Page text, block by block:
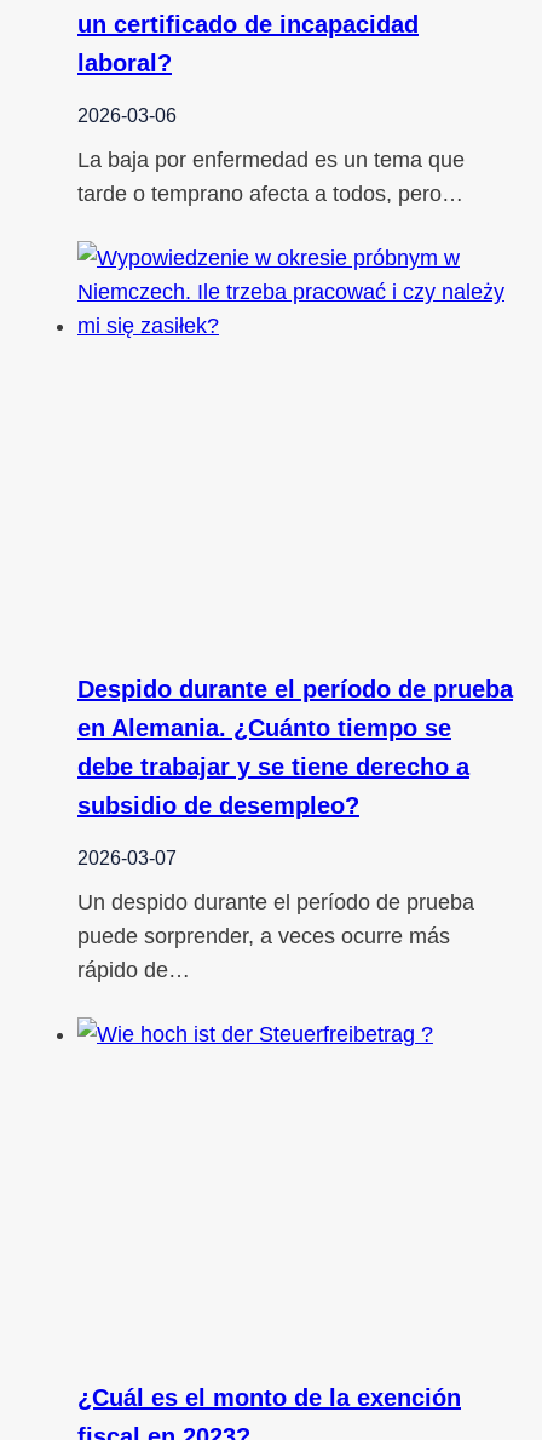
un certificado de incapacidad
laboral?
2026-03-06
La baja por enfermedad es un tema que
tarde o temprano afecta a todos, pero…
Despido durante el período de prueba
en Alemania. ¿Cuánto tiempo se
debe trabajar y se tiene derecho a
subsidio de desempleo?
2026-03-07
Un despido durante el período de prueba
puede sorprender, a veces ocurre más
rápido de…
¿Cuál es el monto de la exención